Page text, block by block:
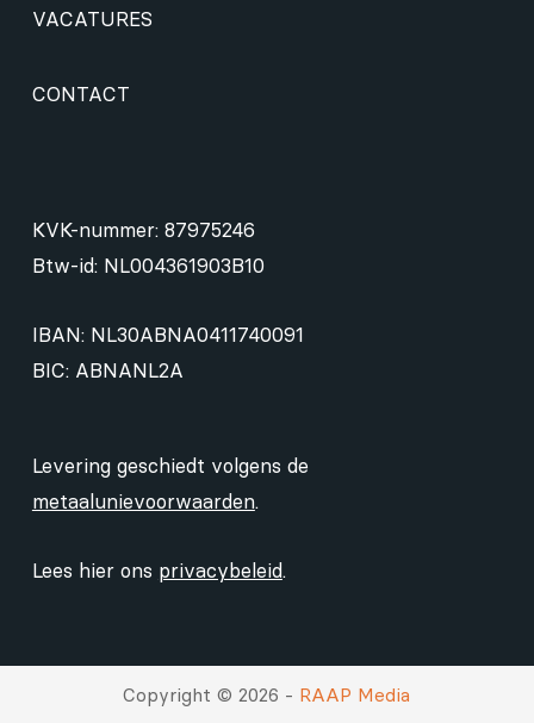
VACATURES
CONTACT
KVK-nummer: 87975246
Btw-id: NL004361903B10
IBAN: NL30ABNA0411740091
BIC: ABNANL2A
Levering geschiedt volgens de
metaalunievoorwaarden.
Lees hier ons privacybeleid.
Copyright © 2026 - RAAP Media